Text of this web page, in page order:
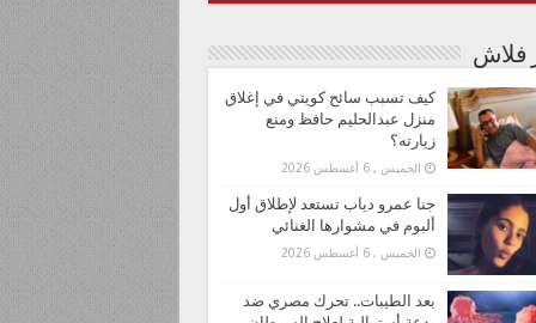
فلاش
كيف تسبب سائح كويتي في إغلاق
منزل عبدالحليم حافظ ومنع
زيارته؟
الخميس , 6 أغسطس 2026
جنا عمرو دياب تستعد لإطلاق أول
ألبوم في مشوارها الغنائي
الخميس , 6 أغسطس 2026
بعد الطيبات.. تحرك مصري ضد